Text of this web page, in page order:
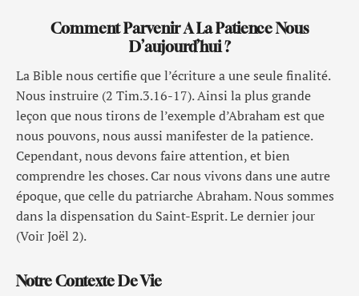
Comment Parvenir A La Patience Nous
D’aujourd’hui ?
La Bible nous certifie que l’écriture a une seule finalité.
Nous instruire (2 Tim.3.16-17). Ainsi la plus grande
leçon que nous tirons de l’exemple d’Abraham est que
nous pouvons, nous aussi manifester de la patience.
Cependant, nous devons faire attention, et bien
comprendre les choses. Car nous vivons dans une autre
époque, que celle du patriarche Abraham. Nous sommes
dans la dispensation du Saint-Esprit. Le dernier jour
(Voir Joël 2).
Notre Contexte De Vie